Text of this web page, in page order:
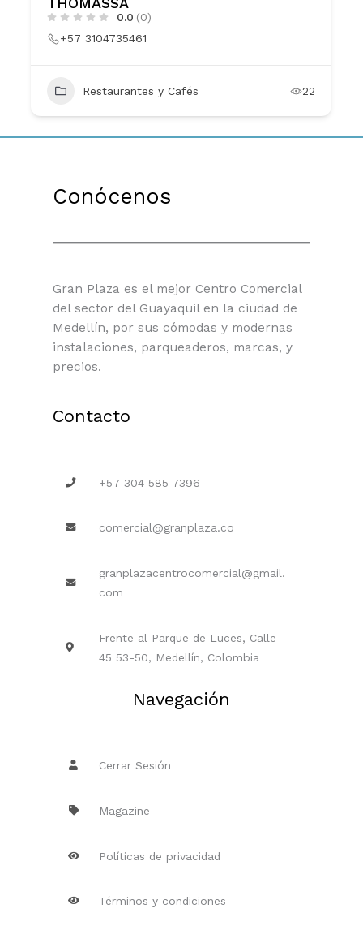
0.0 (0)
+57 3104735461
Restaurantes y Cafés 22
Conócenos
Gran Plaza es el mejor Centro Comercial
del sector del Guayaquil en la ciudad de
Medellín, por sus cómodas y modernas
instalaciones, parqueaderos, marcas, y
precios.
Contacto
+57 304 585 7396
comercial@granplaza.co
granplazacentrocomercial@gmail.
com
Frente al Parque de Luces, Calle
45 53-50, Medellín, Colombia
Navegación
Cerrar Sesión
Magazine
Políticas de privacidad
Términos y condiciones